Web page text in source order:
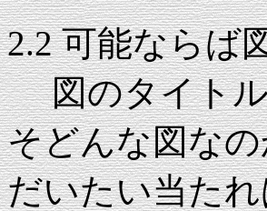
2.2 可能ならば
図のタイトル
そどんな図な
だいたい当た